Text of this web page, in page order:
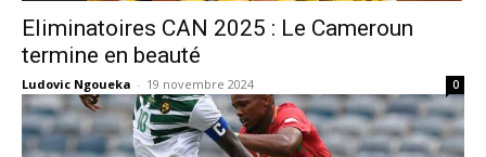
Eliminatoires CAN 2025 : Le Cameroun
termine en beauté
Ludovic Ngoueka - 19 novembre 2024 0